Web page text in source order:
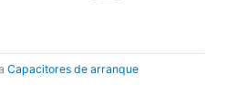
Capacitores de arranque